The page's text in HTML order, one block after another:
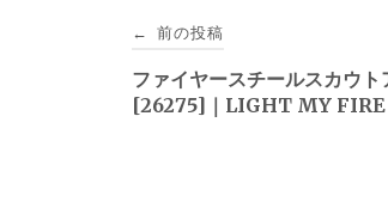
稿
ナ
← 前の投稿
ファイヤースチールスカウ
[26275]｜LIGHT MY FIRE